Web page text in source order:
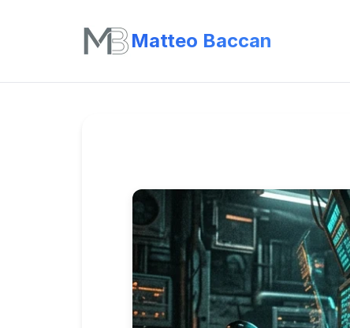
Matteo Baccan